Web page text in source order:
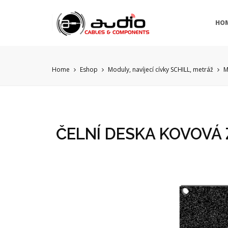
Home Eshop Moduly, navíjecí cívky SCHILL, metráž
ČELNÍ DESKA